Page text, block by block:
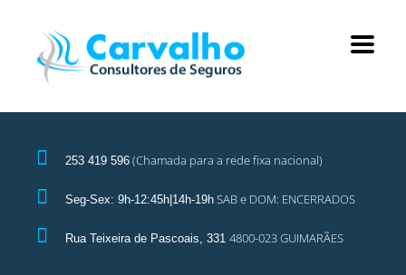
253 419 596 (Chamada para a rede fixa nacional)
Seg-Sex: 9h-12:45h|14h-19h SAB e DOM: ENCERRADOS
Rua Teixeira de Pascoais, 331 4800-023 GUIMARÃES